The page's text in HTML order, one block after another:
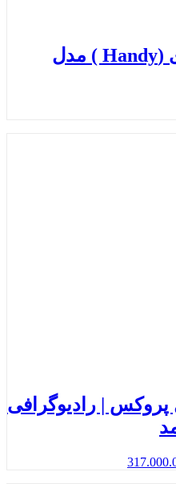
سنسور RVG هندی (Handy ) مدل
پروکس | رادیوگرافی